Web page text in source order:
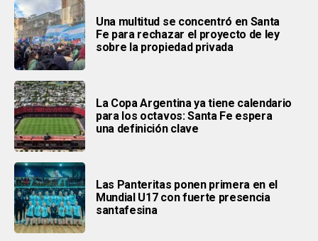
Una multitud se concentró en Santa
Fe para rechazar el proyecto de ley
sobre la propiedad privada
La Copa Argentina ya tiene calendario
para los octavos: Santa Fe espera
una definición clave
Las Panteritas ponen primera en el
Mundial U17 con fuerte presencia
santafesina